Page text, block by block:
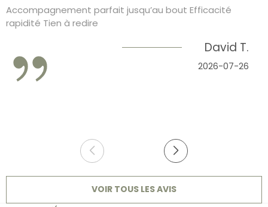
Accompagnement parfait jusqu’au bout Efficacité
rapidité Tien à redire
David T.
2026-07-26
VOIR TOUS LES AVIS